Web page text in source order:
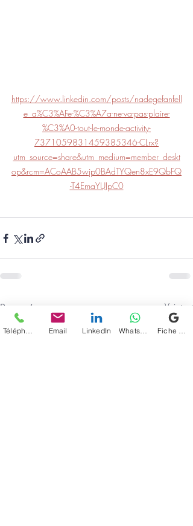
https://www.linkedin.com/posts/nadegefanfell
e_a%C3%AFe-%C3%A7a-ne-va-pas-plaire-
%C3%A0-tout-le-monde-activity-
7371059831459385346-CLrx?
utm_source=share&utm_medium=member_deskt
op&rcm=ACoAAB5wjp0BAdTYQen8xE9QbFQ
-T4EmaYUJpC0
Posts récents Voir tout
Email LinkedIn